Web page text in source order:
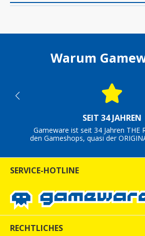
Warum
SEIT 34 JAHREN
Gameware ist seit 34 Jahren THE
den Gameshops, quasi der
SERVICE-HOTLINE
RECHTLICHES